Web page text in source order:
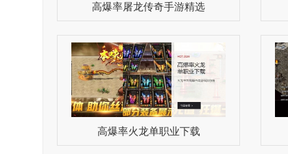
高爆率屠龙传奇手游精选
高爆率火龙单职业下载